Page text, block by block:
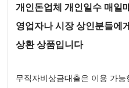
개인돈업체 개인일수 매일
영업자나 시장 상인분들에
상환 상품입니다
무직자비상금대출은 이용 가